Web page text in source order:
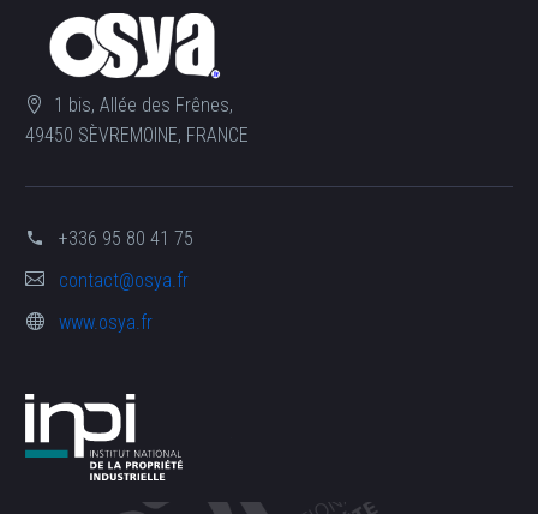
1 bis, Allée des Frênes,
49450 SÈVREMOINE, FRANCE
+336 95 80 41 75
contact@osya.fr
www.osya.fr